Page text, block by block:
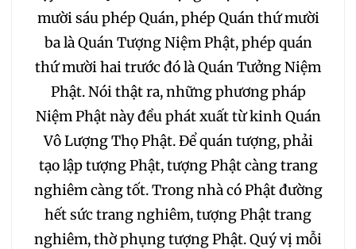
263 264 265
266 267 268
269 270 271
272 273 274
275 276 277
mười sáu phép Quán, phép Quán thứ mười
ba là Quán Tượng Niệm Phật, phép quán
thứ mười hai trước đó là Quán Tưởng Niệm
Phật. Nói thật ra, những phương pháp
Niệm Phật này đều phát xuất từ kinh Quán
Vô Lượng Thọ Phật. Để quán tượng, phải
tạo lập tượng Phật, tượng Phật càng trang
nghiêm càng tốt. Trong nhà có Phật đường
hết sức trang nghiêm, tượng Phật trang
nghiêm, thờ phụng tượng Phật. Quý vị mỗi